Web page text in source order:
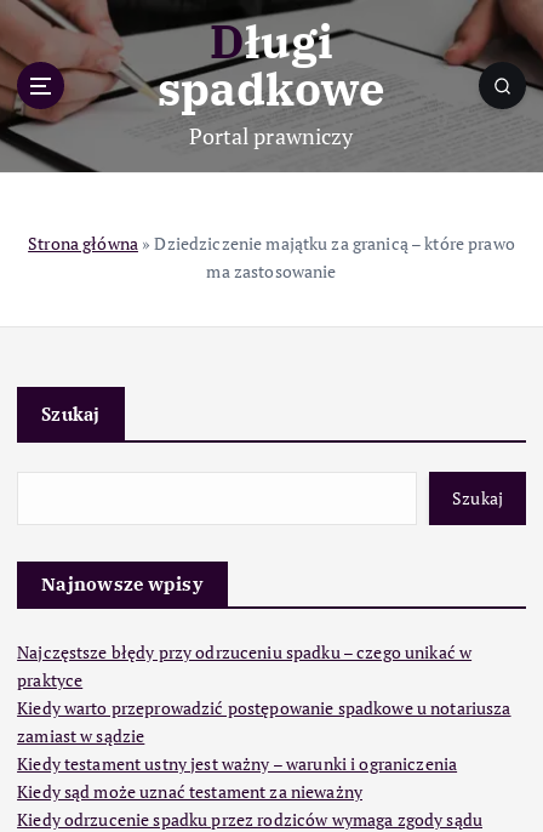
p
o
c
Długi
spadkowe
Portal prawniczy
Strona główna»Dziedziczenie majątku za granicą – które prawo
ma zastosowanie
Szukaj
Szukaj
Najnowsze wpisy
Najczęstsze błędy przy odrzuceniu spadku – czego unikać w
praktyce
Kiedy warto przeprowadzić postępowanie spadkowe u notariusza
zamiast w sądzie
Kiedy testament ustny jest ważny – warunki i ograniczenia
Kiedy sąd może uznać testament za nieważny
Kiedy odrzucenie spadku przez rodziców wymaga zgody sądu